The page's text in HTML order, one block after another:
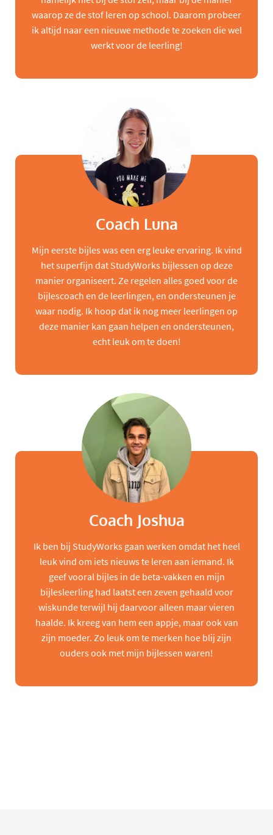
waarop ze de stof leren op school. Daarom probeer
ik altijd naar een nieuwe methode te zoeken die wel
werkt voor de leerling!
Coach Luna
Mijn eerste bijles was een erg leuke ervaring. Ik vind
het superfijn dat StudyWorks bijlessen op deze
manier organiseert. Ze regelen alles goed voor de
bijlescoach en de leerlingen, en ondersteunen je
waar nodig. Ik hoop dat ik nog meer leerlingen op
deze manier kan gaan helpen en ondersteunen,
echt leuk om te doen!
Coach Joshua
Ik ben bij StudyWorks gaan werken omdat het heel
leuk vind om iets nieuws te leren aan iemand. Ik
geef vooral bijles in de beta-vakken en mijn
bijlesleerling had laatst een zeven gehaald voor
wiskunde terwijl hij daarvoor alleen maar vieren
haalde. Ik kreeg van hem een appje, maar ook van
zijn moeder. Zo leuk om te merken hoe blij zijn
ouders ook met mijn bijlessen waren!